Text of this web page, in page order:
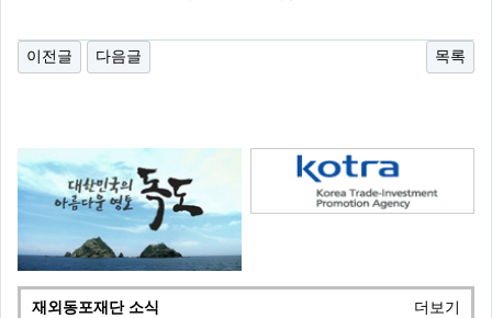
이전글 다음글 목록
재외동포재단 소식 더보기